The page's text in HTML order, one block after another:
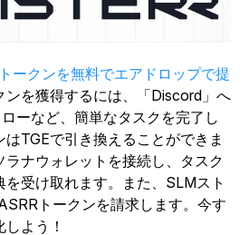
ークンを無料でエアドロップで提
ンを獲得するには、「Discord」へ
ーなど、簡単なタスクを完了し
TGEで引き換えることができま
ナウォレットを接続し、タスク
を受け取れます。また、SLMスト
トークンを請求します。今す
よう！